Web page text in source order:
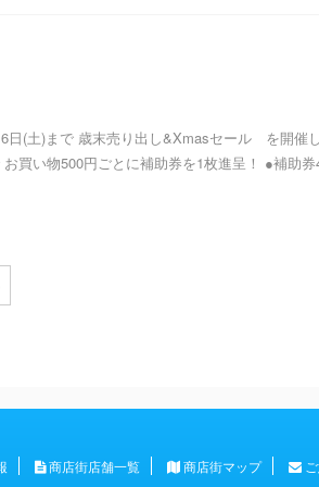
日(土)まで 歳末売り出し&Xmasセール を開催し
買い物500円ごとに補助券を1枚進呈！ ●補助券
商店街店舗一覧 商店街マップ